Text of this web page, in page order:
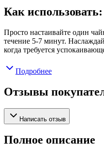
Как использовать:
Просто настаивайте один
течение 5-7 минут.
когда требуется
Подробнее
Отзывы
Написать отзыв
Полное описание